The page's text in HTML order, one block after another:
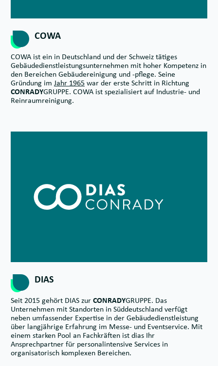
COWA
COWA ist ein in Deutschland und der Schweiz tätiges
Gebäude­dienst­leistungs­unternehmen mit hoher Kompetenz in
den Bereichen Gebäudereinigung und -pflege. Seine
Gründung im Jahr 1965 war der erste Schritt in Richtung
CONRADYGRUPPE. COWA ist spezialisiert auf Industrie- und
Reinraumreinigung.
DIAS
Seit 2015 gehört DIAS zur CONRADYGRUPPE. Das
Unternehmen mit Standorten in Süddeutschland verfügt
neben umfassender Expertise in der Gebäude­dienst­leistung
über langjährige Erfahrung im Messe- und Eventservice. Mit
einem starken Pool an Fachkräften ist dias Ihr
Ansprechpartner für personal­intensive Services in
organisatorisch komplexen Bereichen.